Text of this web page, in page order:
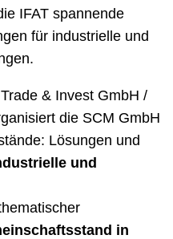
IFAT spannende
für industrielle und
& Invest GmbH /
die SCM GmbH
Lösungen und
und
in